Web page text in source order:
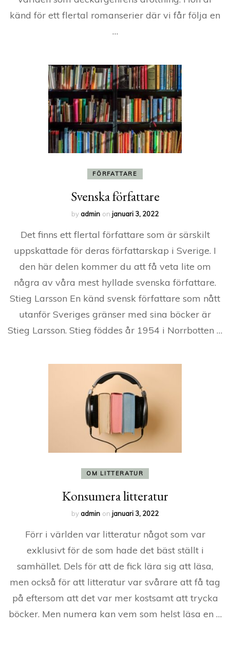
känd för ett flertal romanserier där vi får följa en
…
FÖRFATTARE
Svenska författare
byadmin on januari 3, 2022
Det finns ett flertal författare som är särskilt
uppskattade för deras författarskap i Sverige. I
den här delen kommer du att få veta lite om
några av våra mest hyllade svenska författare.
Stieg Larsson En känd svensk författare som nått
utanför Sveriges gränser med sina böcker är
Stieg Larsson. Stieg föddes år 1954 i Norrbotten …
OM LITTERATUR
Konsumera litteratur
byadmin on januari 3, 2022
Förr i världen var litteratur något som var
exklusivt för de som hade det bäst ställt i
samhället. Dels för att de fick lära sig att läsa,
men också för att litteratur var svårare att få tag
på eftersom att det var mer kostsamt att trycka
böcker. Men numera kan vem som helst läsa en …